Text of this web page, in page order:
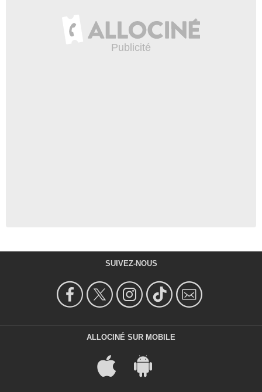
SUIVEZ-NOUS
ALLOCINÉ SUR MOBILE